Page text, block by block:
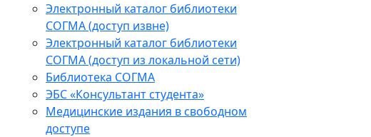
Электронный каталог библиотеки
СОГМА (доступ извне)
Электронный каталог библиотеки
СОГМА (доступ из локальной сети)
Библиотека СОГМА
ЭБС «Консультант студента»
Медицинские издания в свободном
доступе